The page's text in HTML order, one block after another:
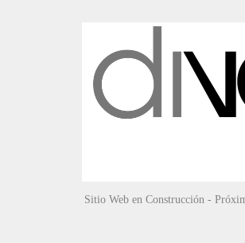
Sitio Web en Construcción -